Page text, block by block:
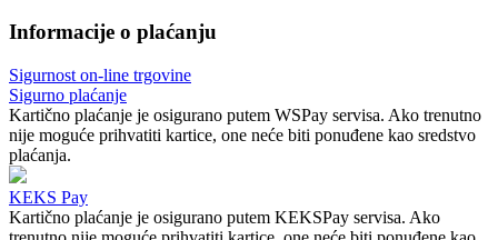
Informacije o plaćanju
Sigurnost on-line trgovine
Sigurno plaćanje
Kartično plaćanje je osigurano putem WSPay servisa. Ako trenutno
nije moguće prihvatiti kartice, one neće biti ponuđene kao sredstvo
plaćanja.
KEKS Pay
Kartično plaćanje je osigurano putem KEKSPay servisa. Ako